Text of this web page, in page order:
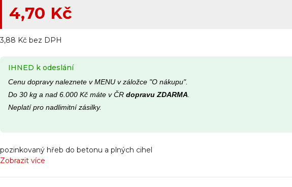
4,70 Kč
3,88 Kč bez DPH
IHNED k odeslání
Cenu dopravy naleznete v MENU v záložce "O nákupu".
Do 30 kg a nad 6.000 Kč máte v ČR dopravu ZDARMA
Neplatí pro nadlimitní zásilky.
pozinkovaný hřeb do betonu a plných cihel
Zobrazit více